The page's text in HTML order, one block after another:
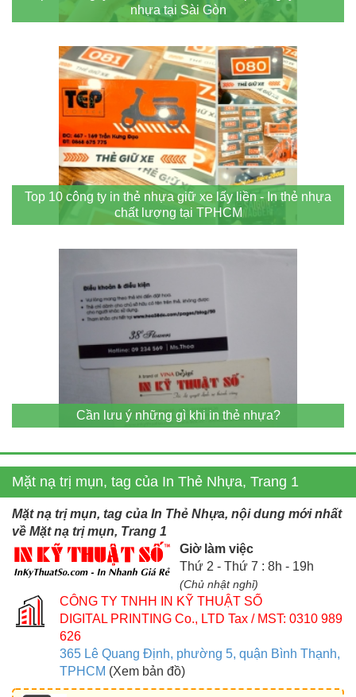
nhựa tại Sài Gòn
Top 10 công ty in thẻ nhựa giữ xe lấy liền - In thẻ nhựa
chất lượng tại TPHCM
Cần lưu ý những gì khi in thẻ nhựa?
Mặt nạ trị mụn, tag của In Thẻ Nhựa, Trang 1
Mặt nạ trị mụn, tag của In Thẻ Nhựa, nội dung mới nhất
về Mặt nạ trị mụn, Trang 1
Giờ làm việc
Thứ 2 - Thứ 7 : 8h - 19h
(Chủ nhật nghỉ)
CÔNG TY TNHH IN KỸ THUẬT SỐ
DIGITAL PRINTING Co., LTD Tax / MST: 0310 989
626
365 Lê Quang Định, phường 5, quận Bình Thạnh,
TPHCM (Xem bản đồ)